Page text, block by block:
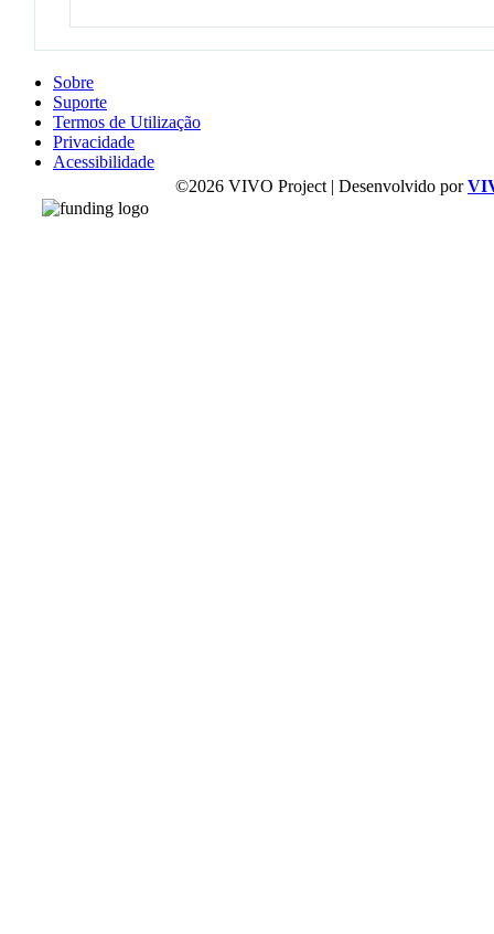
Sobre
Suporte
Termos de Utilização
Privacidade
Acessibilidade
©2026 VIVO Project | Desenvolvido por